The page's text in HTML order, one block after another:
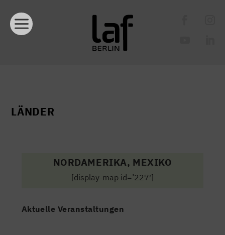
LÄNDER
NORDAMERIKA, MEXIKO
[display-map id=’227′]
Aktuelle Veranstaltungen